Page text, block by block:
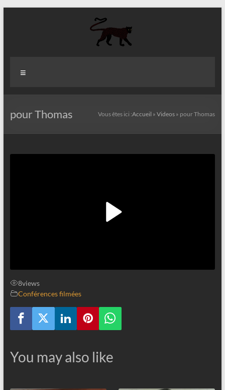
Fall
Internationaliste
pour Thomas Vous êtes ici :Accueil »Videos » pour Thomas
8views
Conférences filmées
You may also like